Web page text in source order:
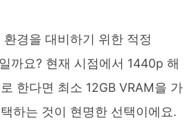
경을 대비하기 위한 적정
까요? 현재 시점에서 1440p 해
한다면 최소 12GB VRAM을 가
하는 것이 현명한 선택이에요.